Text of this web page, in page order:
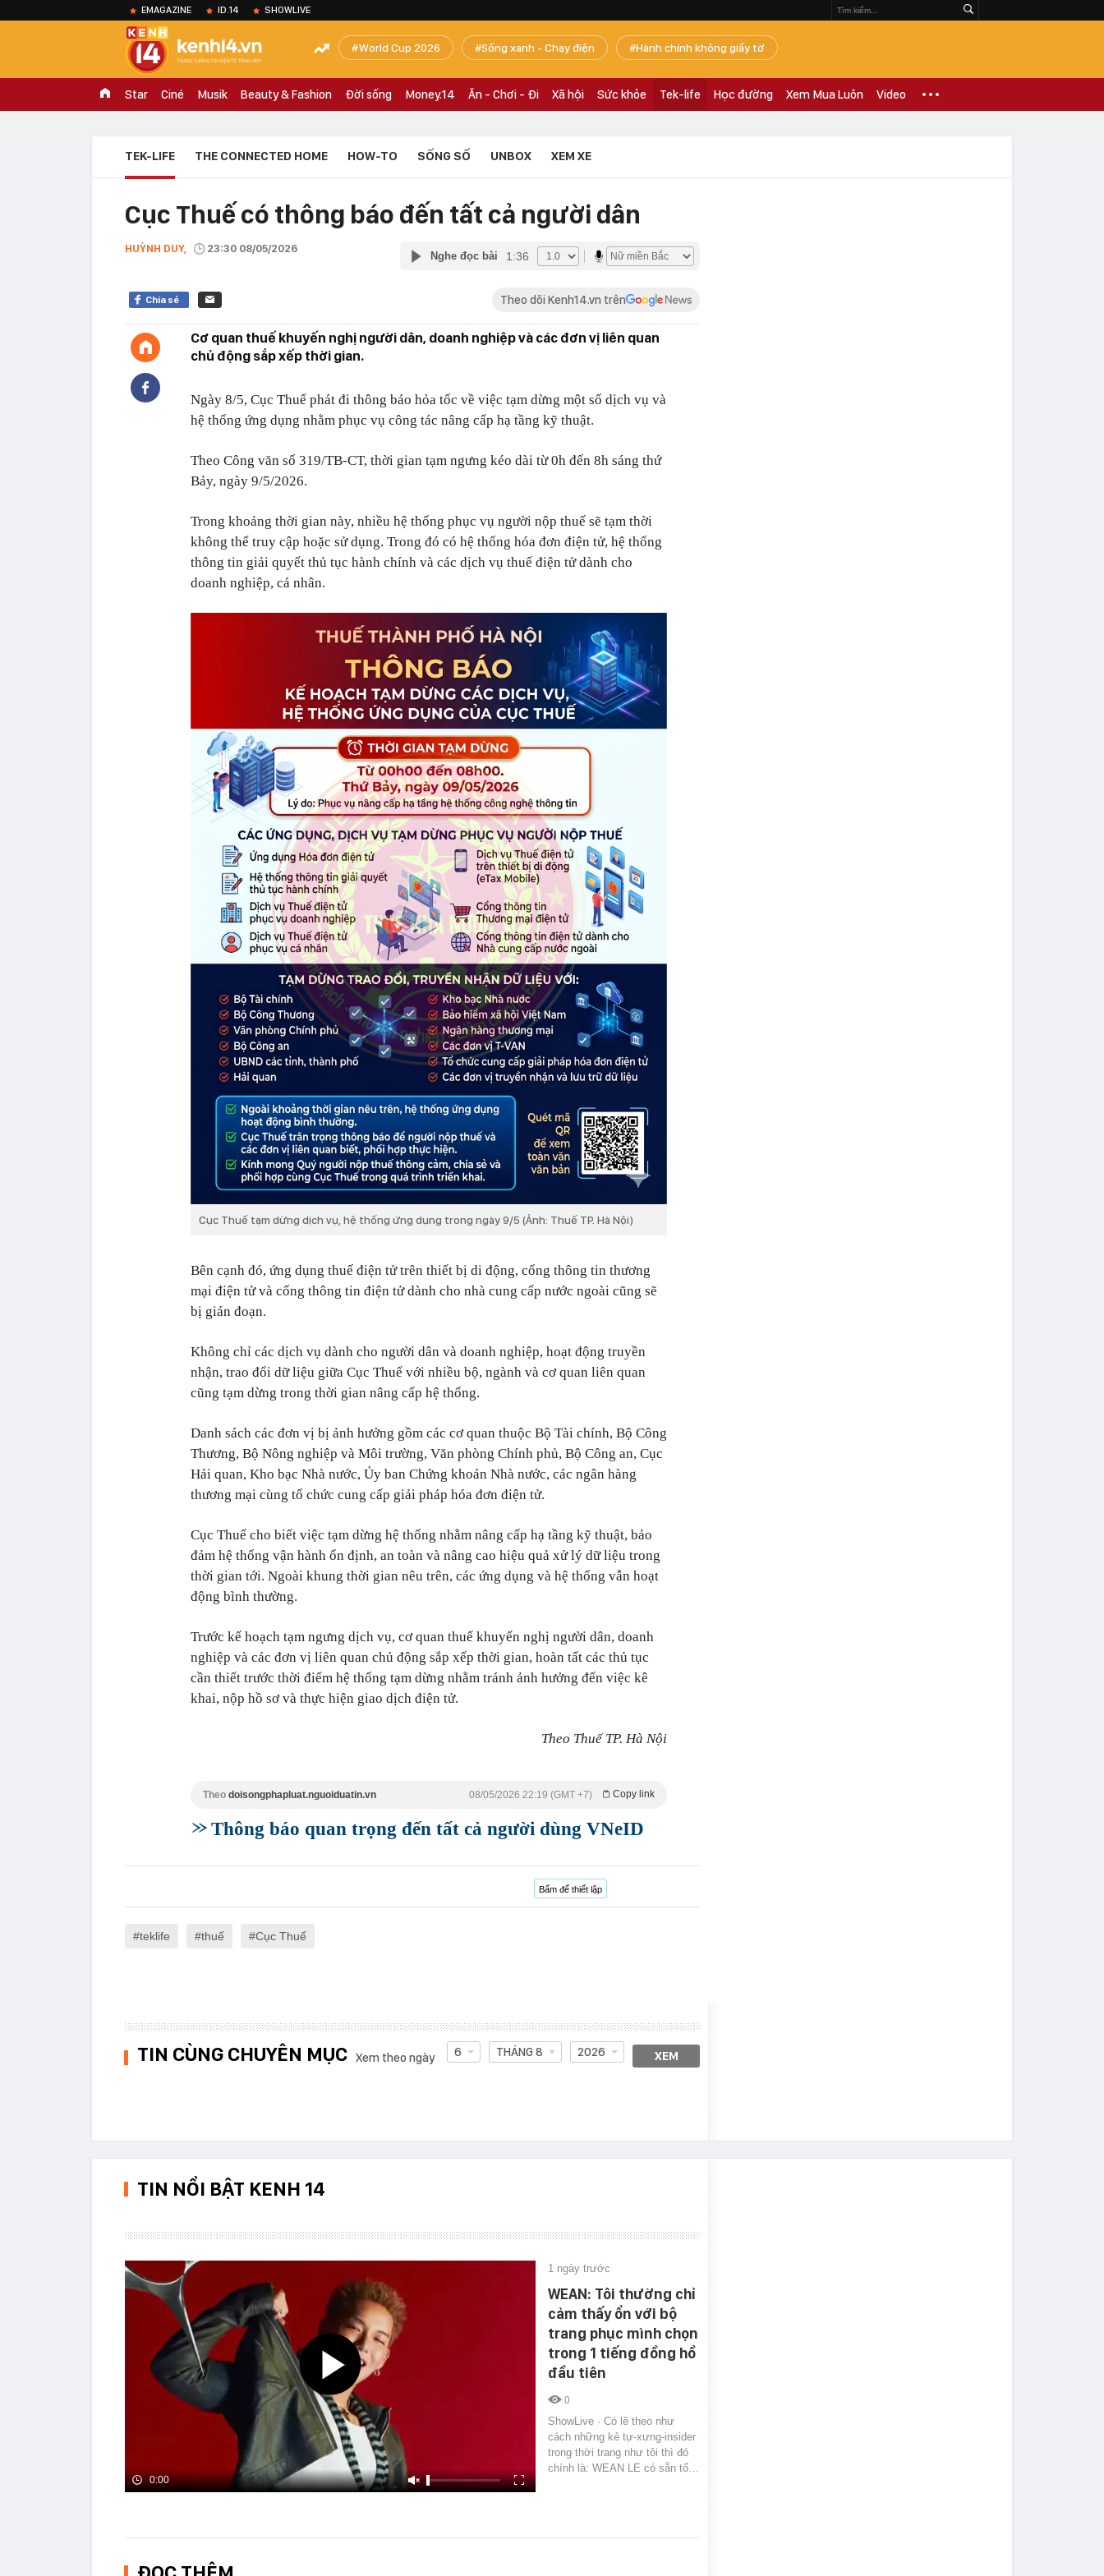
EMAGAZINE ID.14 SHOWLIVE
World Cup 2026 Sống xanh - Chạy điện Hành chính không giấy tờ
Star Ciné Musik Beauty & Fashion Đời sống Money.14 Ăn - Chơi - Đi Xã hội Sức khỏe Tek-life Học đường Xem Mua Luôn Video
TEK-LIFE THE CONNECTED HOME HOW-TO SỐNG SỐ UNBOX XEM XE
Cục Thuế có thông báo đến tất cả người dân
HUỲNH DUY, 23:30 08/05/2026
Nghe đọc bài 1:36
Chia sẻ Theo dõi Kenh14.vn trên
Cơ quan thuế khuyến nghị người dân, doanh nghiệp và các đơn vị liên quan
chủ động sắp xếp thời gian.
Ngày 8/5, Cục Thuế phát đi thông báo hỏa tốc về việc tạm dừng một số dịch vụ và
hệ thống ứng dụng nhằm phục vụ công tác nâng cấp hạ tầng kỹ thuật.
Theo Công văn số 319/TB-CT, thời gian tạm ngưng kéo dài từ 0h đến 8h sáng thứ
Bảy, ngày 9/5/2026.
Trong khoảng thời gian này, nhiều hệ thống phục vụ người nộp thuế sẽ tạm thời
không thể truy cập hoặc sử dụng. Trong đó có hệ thống hóa đơn điện tử, hệ thống
thông tin giải quyết thủ tục hành chính và các dịch vụ thuế điện tử dành cho
doanh nghiệp, cá nhân.
Cục Thuế tạm dừng dịch vụ, hệ thống ứng dụng trong ngày 9/5 (Ảnh: Thuế TP. Hà Nội)
Bên cạnh đó, ứng dụng thuế điện tử trên thiết bị di động, cổng thông tin thương
mại điện tử và cổng thông tin điện tử dành cho nhà cung cấp nước ngoài cũng sẽ
bị gián đoạn.
Không chỉ các dịch vụ dành cho người dân và doanh nghiệp, hoạt động truyền
nhận, trao đổi dữ liệu giữa Cục Thuế với nhiều bộ, ngành và cơ quan liên quan
cũng tạm dừng trong thời gian nâng cấp hệ thống.
Danh sách các đơn vị bị ảnh hưởng gồm các cơ quan thuộc Bộ Tài chính, Bộ Công
Thương, Bộ Nông nghiệp và Môi trường, Văn phòng Chính phủ, Bộ Công an, Cục
Hải quan, Kho bạc Nhà nước, Ủy ban Chứng khoán Nhà nước, các ngân hàng
thương mại cùng tổ chức cung cấp giải pháp hóa đơn điện tử.
Cục Thuế cho biết việc tạm dừng hệ thống nhằm nâng cấp hạ tầng kỹ thuật, bảo
đảm hệ thống vận hành ổn định, an toàn và nâng cao hiệu quả xử lý dữ liệu trong
thời gian tới. Ngoài khung thời gian nêu trên, các ứng dụng và hệ thống vẫn hoạt
động bình thường.
Trước kế hoạch tạm ngưng dịch vụ, cơ quan thuế khuyến nghị người dân, doanh
nghiệp và các đơn vị liên quan chủ động sắp xếp thời gian, hoàn tất các thủ tục
cần thiết trước thời điểm hệ thống tạm dừng nhằm tránh ảnh hưởng đến việc kê
khai, nộp hồ sơ và thực hiện giao dịch điện tử.
Theo Thuế TP. Hà Nội
Theo doisongphapluat.nguoiduatin.vn Copy link
08/05/2026 22:19 (GMT +7)
Thông báo quan trọng đến tất cả người dùng VNeID
Bấm để thiết lập
teklife thuế Cục Thuế
TIN CÙNG CHUYÊN MỤC Xem theo ngày 6 THÁNG 8 2026 XEM
TIN NỔI BẬT KENH 14
0:00
1 ngày trước
WEAN: Tôi thường chỉ
cảm thấy ổn với bộ
trang phục mình chọn
trong 1 tiếng đồng hồ
đầu tiên
0
ShowLive · Có lẽ theo như
cách những kẻ tự-xưng-insider
trong thời trang như tôi thì đó
chính là: WEAN LE có sẵn tố…